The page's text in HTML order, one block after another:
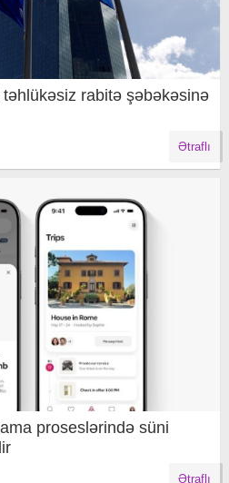
rabitə şəbəkəsinə
Ətraflı
proseslərində süni
Ətraflı